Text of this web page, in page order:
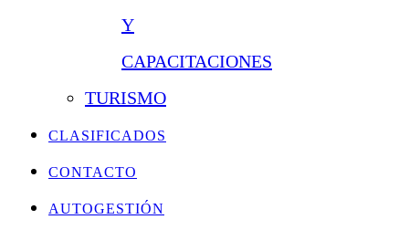
Y
CAPACITACIONES
TURISMO
CLASIFICADOS
CONTACTO
AUTOGESTIÓN